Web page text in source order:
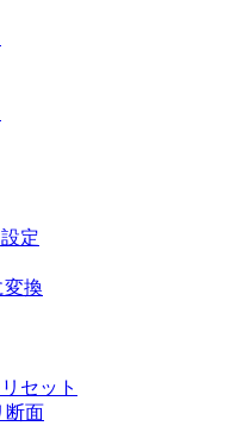
定
変換
セット
断面